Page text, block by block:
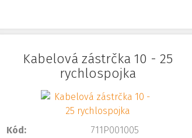
Kabelová zástrčka 10 - 25
rychlospojka
Kód:
711P001005